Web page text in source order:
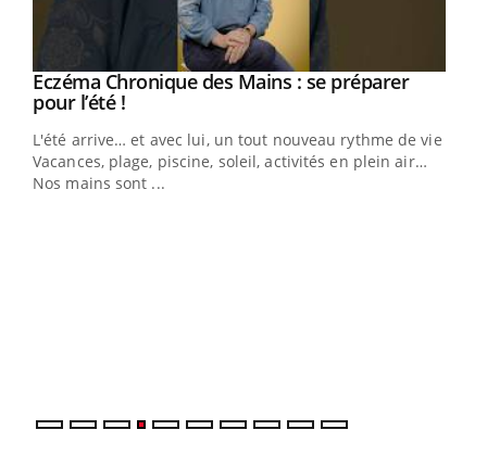
Youtube
Eczéma Chronique des Mains : se préparer
pour l’été !Youtube
L'été arrive… et avec lui, un tout nouveau rythme de vie !
Vacances, plage, piscine, soleil, activités en plein air…
Nos mains sont ...